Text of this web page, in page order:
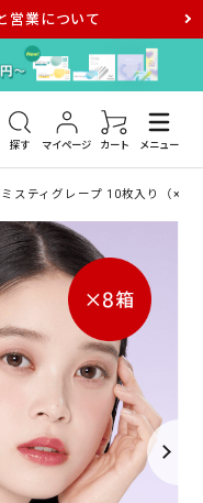
営業について
探す マイページ カート メニュー
ト メガネ
スティグレープ 10枚入り（×8